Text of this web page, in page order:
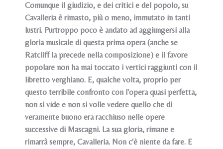
Comunque il giudizio, e dei critici e del popolo, su
Cavalleria è rimasto, più o meno, immutato in tanti
lustri. Purtroppo poco è andato ad aggiungersi alla
gloria musicale di questa prima opera (anche se
Ratcliff la precede nella composizione) e il favore
popolare non ha mai toccato i vertici raggiunti con il
libretto verghiano. E, qualche volta, proprio per
questo terribile confronto con l'opera quasi perfetta,
non si vide e non si volle vedere quello che di
veramente buono era racchiuso nelle opere
successive di Mascagni. La sua gloria, rimane e
rimarrà sempre, Cavalleria. Non c'è niente da fare. E